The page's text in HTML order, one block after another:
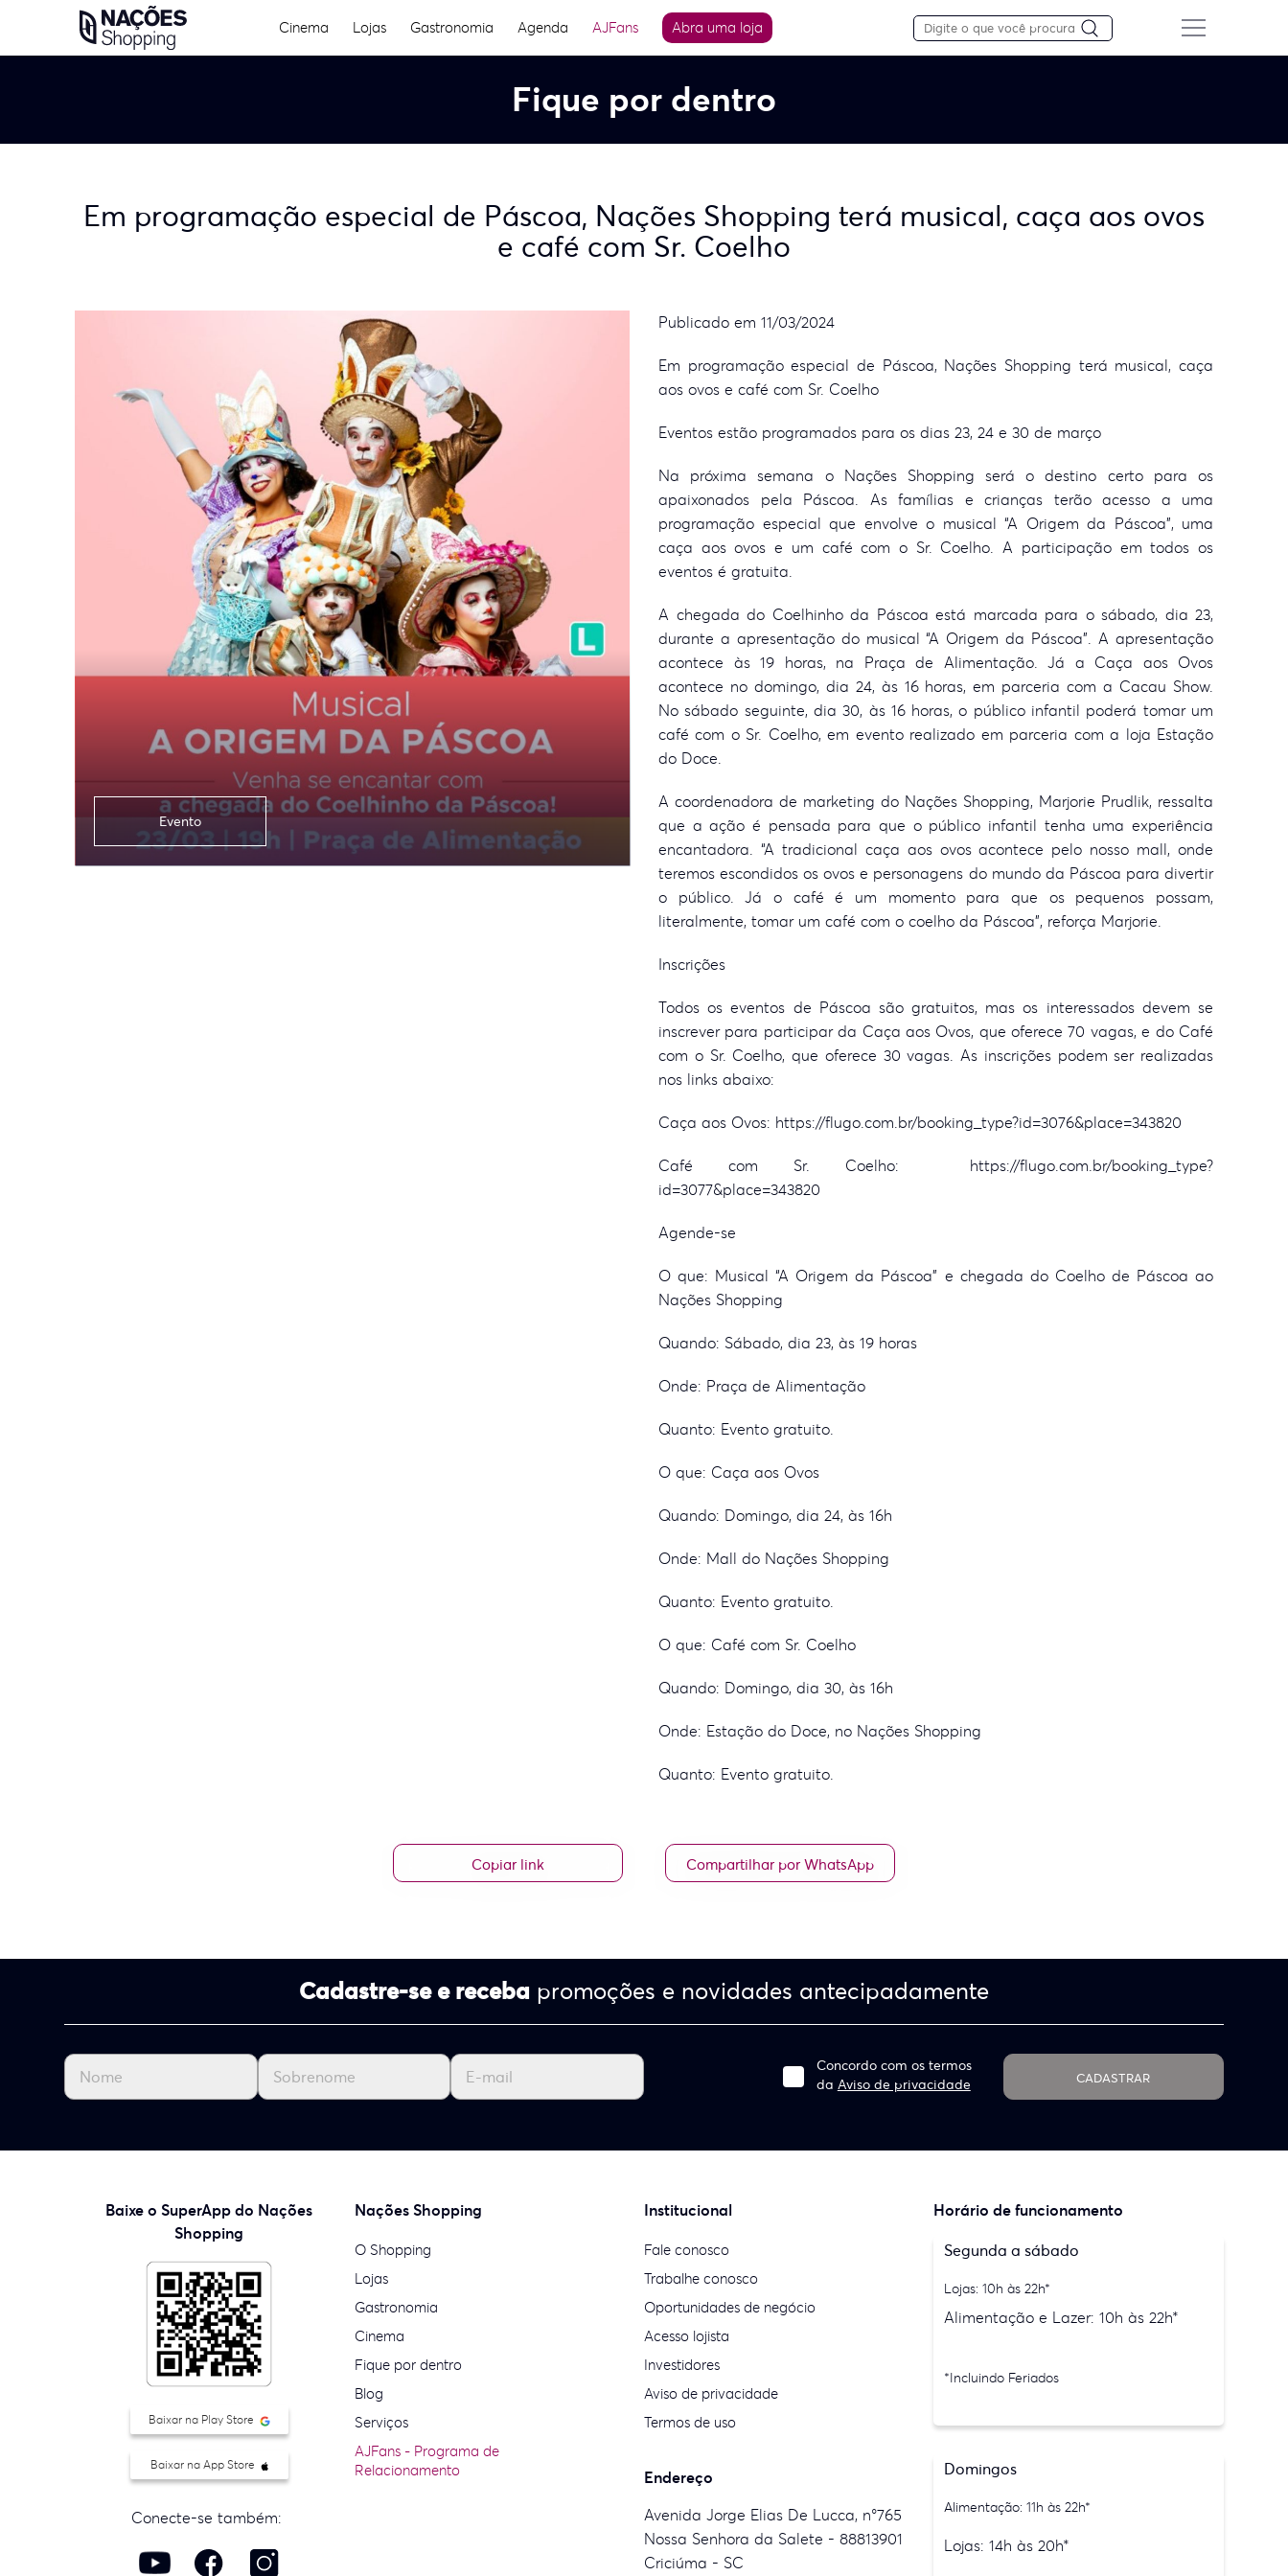
Cinema Lojas Gastronomia Agenda AJFans Abra uma loja
Fique por dentro
Em programação especial de Páscoa, Nações Shopping terá musical, caça aos ovos
e café com Sr. Coelho
Evento
Publicado em 11/03/2024
Em programação especial de Páscoa, Nações Shopping terá musical, caça
aos ovos e café com Sr. Coelho
Eventos estão programados para os dias 23, 24 e 30 de março
Na próxima semana o Nações Shopping será o destino certo para os
apaixonados pela Páscoa. As famílias e crianças terão acesso a uma
programação especial que envolve o musical “A Origem da Páscoa”, uma
caça aos ovos e um café com o Sr. Coelho. A participação em todos os
eventos é gratuita.
A chegada do Coelhinho da Páscoa está marcada para o sábado, dia 23,
durante a apresentação do musical “A Origem da Páscoa”. A apresentação
acontece às 19 horas, na Praça de Alimentação. Já a Caça aos Ovos
acontece no domingo, dia 24, às 16 horas, em parceria com a Cacau Show.
No sábado seguinte, dia 30, às 16 horas, o público infantil poderá tomar um
café com o Sr. Coelho, em evento realizado em parceria com a loja Estação
do Doce.
A coordenadora de marketing do Nações Shopping, Marjorie Prudlik, ressalta
que a ação é pensada para que o público infantil tenha uma experiência
encantadora. “A tradicional caça aos ovos acontece pelo nosso mall, onde
teremos escondidos os ovos e personagens do mundo da Páscoa para divertir
o público. Já o café é um momento para que os pequenos possam,
literalmente, tomar um café com o coelho da Páscoa”, reforça Marjorie.
Inscrições
Todos os eventos de Páscoa são gratuitos, mas os interessados devem se
inscrever para participar da Caça aos Ovos, que oferece 70 vagas, e do Café
com o Sr. Coelho, que oferece 30 vagas. As inscrições podem ser realizadas
nos links abaixo:
Caça aos Ovos: https://flugo.com.br/booking_type?id=3076&place=343820
Café com Sr. Coelho: https://flugo.com.br/booking_type?
id=3077&place=343820
Agende-se
O que: Musical “A Origem da Páscoa” e chegada do Coelho de Páscoa ao
Nações Shopping
Quando: Sábado, dia 23, às 19 horas
Onde: Praça de Alimentação
Quanto: Evento gratuito.
O que: Caça aos Ovos
Quando: Domingo, dia 24, às 16h
Onde: Mall do Nações Shopping
Quanto: Evento gratuito.
O que: Café com Sr. Coelho
Quando: Domingo, dia 30, às 16h
Onde: Estação do Doce, no Nações Shopping
Quanto: Evento gratuito.
Copiar link Compartilhar por WhatsApp
Cadastre-se e receba promoções e novidades antecipadamente
Concordo com os termos
da Aviso de privacidade CADASTRAR
Baixe o SuperApp do Nações
Shopping
Baixar na Play Store
Baixar na App Store
Conecte-se também:
Nações Shopping
O Shopping
Lojas
Gastronomia
Cinema
Fique por dentro
Blog
Serviços
AJFans - Programa de
Relacionamento
Institucional
Fale conosco
Trabalhe conosco
Oportunidades de negócio
Acesso lojista
Investidores
Aviso de privacidade
Termos de uso
Endereço
Avenida Jorge Elias De Lucca, n°765
Nossa Senhora da Salete - 88813901
Criciúma - SC
Horário de funcionamento
Segunda a sábado
Lojas: 10h às 22h*
Alimentação e Lazer: 10h às 22h*
*Incluindo Feriados
Domingos
Alimentação: 11h às 22h*
Lojas: 14h às 20h*